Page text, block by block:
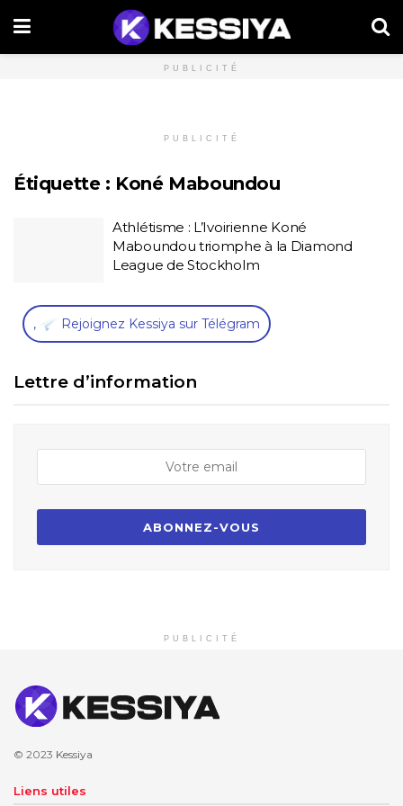
PUBLICITÉ
PUBLICITÉ
Étiquette : Koné Maboundou
Athlétisme : L’Ivoirienne Koné
Maboundou triomphe à la Diamond
League de Stockholm
, Rejoignez Kessiya sur Télégram
Lettre d’information
PUBLICITÉ
© 2023 Kessiya
Liens utiles